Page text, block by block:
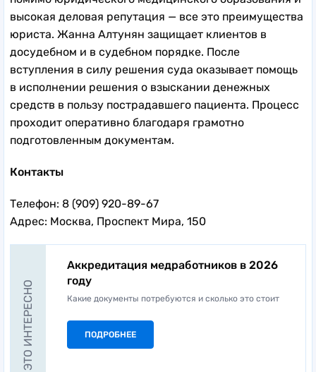
высокая деловая репутация — все это преимущества
юриста. Жанна Алтунян защищает клиентов в
досудебном и в судебном порядке. После
вступления в силу решения суда оказывает помощь
в исполнении решения о взыскании денежных
средств в пользу пострадавшего пациента. Процесс
проходит оперативно благодаря грамотно
подготовленным документам.
Контакты
Телефон: 8 (909) 920-89-67
Адрес: Москва, Проспект Мира, 150
ЭТО ИНТЕРЕСНО
Аккредитация медработников в 2026
году
Какие документы потребуются и сколько это стоит
ПОДРОБНЕЕ